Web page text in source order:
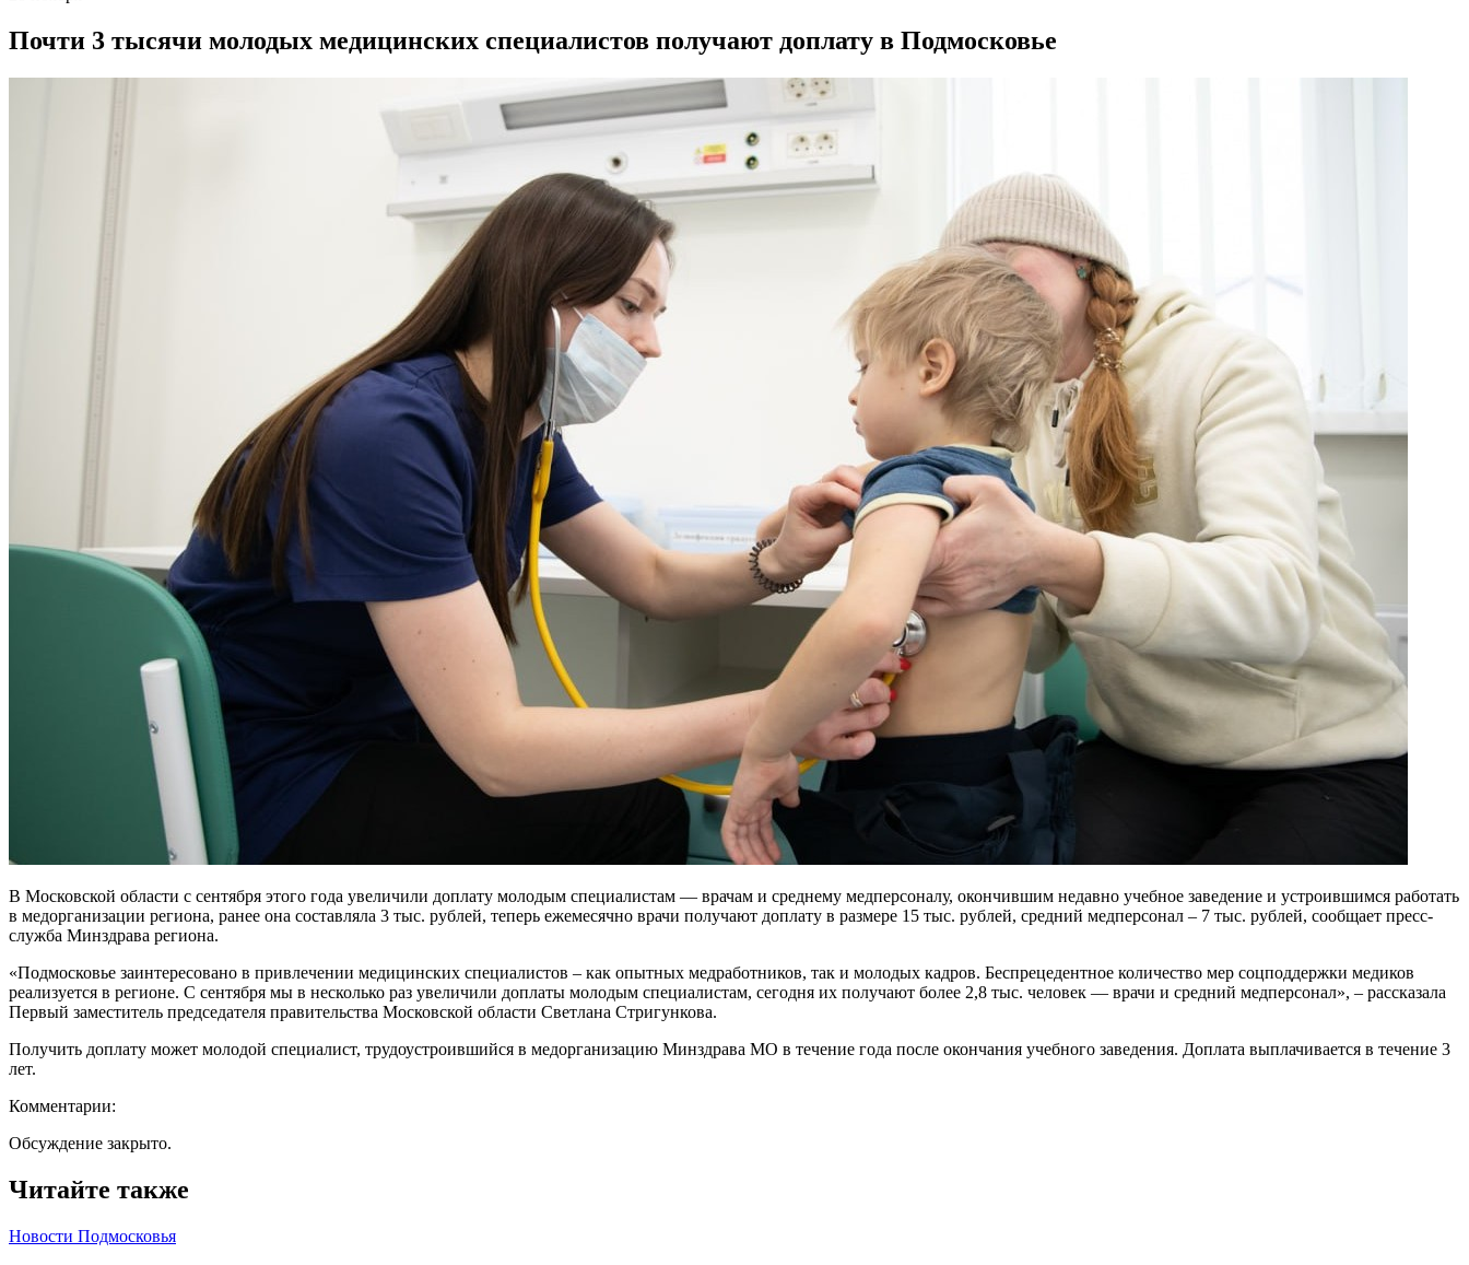
Почти 3 тысячи молодых медицинских специалистов получают доплату в Подмосковье
В Московской области с сентября этого года увеличили доплату молодым специалистам — врачам и среднему медперсоналу, окончившим недавно учебное заведение и устроившимся работать
в медорганизации региона, ранее она составляла 3 тыс. рублей, теперь ежемесячно врачи получают доплату в размере 15 тыс. рублей, средний медперсонал – 7 тыс. рублей, сообщает пресс-
служба Минздрава региона.
«Подмосковье заинтересовано в привлечении медицинских специалистов – как опытных медработников, так и молодых кадров. Беспрецедентное количество мер соцподдержки медиков
реализуется в регионе. С сентября мы в несколько раз увеличили доплаты молодым специалистам, сегодня их получают более 2,8 тыс. человек — врачи и средний медперсонал», – рассказала
Первый заместитель председателя правительства Московской области Светлана Стригункова.
Получить доплату может молодой специалист, трудоустроившийся в медорганизацию Минздрава МО в течение года после окончания учебного заведения. Доплата выплачивается в течение 3
лет.
Комментарии:
Обсуждение закрыто.
Читайте также
Новости Подмосковья